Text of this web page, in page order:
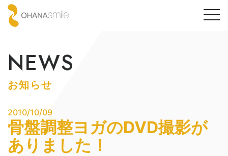
NEWS
お知らせ
2010/10/09
骨盤調整ヨガのDVD撮影が
ありました！